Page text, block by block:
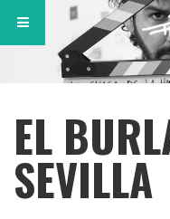
EL
SEVILLA